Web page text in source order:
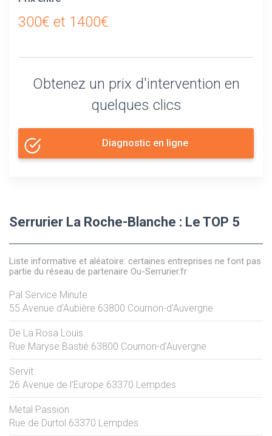
300€ et 1400€
Obtenez un prix d'intervention en
quelques clics
Diagnostic en ligne
Serrurier La Roche-Blanche : Le TOP 5
Liste informative et aléatoire: certaines entreprises ne font pas
partie du réseau de partenaire Ou-Serrurier.fr
Pal Service Minute
55 Avenue d'Aubière 63800 Cournon-d'Auvergne
De La Rosa Louis
Rue Maryse Bastié 63800 Cournon-d'Auvergne
Servit
26 Avenue de l'Europe 63370 Lempdes
Metal Passion
Rue de Durtol 63370 Lempdes